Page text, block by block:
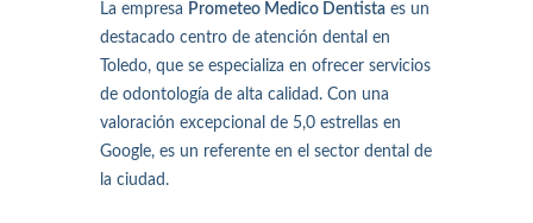
La empresa Prometeo Medico Dentista es un
destacado centro de atención dental en
Toledo, que se especializa en ofrecer servicios
de odontología de alta calidad. Con una
valoración excepcional de 5,0 estrellas en
Google, es un referente en el sector dental de
la ciudad.